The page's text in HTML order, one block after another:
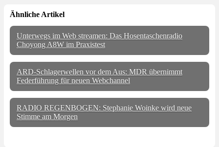
Ähnliche Artikel
Unterwegs im Web streamen: Das Hosentaschenradio
Choyong A8W im Praxistest
ARD-Schlagerwellen vor dem Aus: MDR übernimmt
Federführung für neuen Webchannel
RADIO REGENBOGEN: Stephanie Woinke wird neue
Stimme am Morgen